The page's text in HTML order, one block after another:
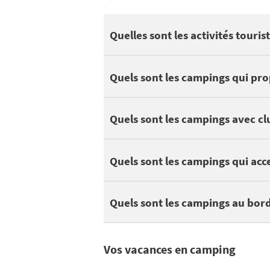
Quelles sont les activités
Wimereux se trouve à proximité de Côte
Vous pourrez également profiter de vos
Côté nature, découvrez JARDIN
Pour sortir avec les enfants, profitez des
Quels sont les campings qui
1 campings à Wimereux disposent
Quels sont les campings avec
Les enfants et ados apprécient le
Quels sont les campings qui
Voici des campings qui acceptent les
Quels sont les campings au
On peut trouver 2 campings à
Vos vacances en camping